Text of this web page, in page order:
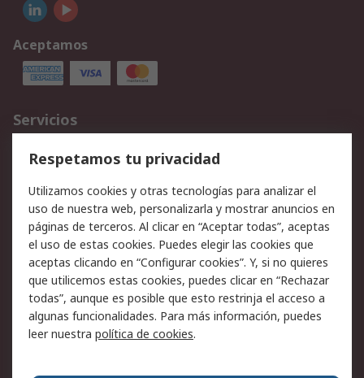
Aceptamos
Servicios
Cómo realizar pedidos
Devoluciones
Facturación y pago
Ofertas
Soporte técnico
Legal
Aviso legal
Política de privacidad -
Actualizada
Política sobre cookies
Seguridad de emails
Certificaciones de
Condiciones de venta
Respetamos tu privacidad
Utilizamos cookies y otras tecnologías para analizar el
uso de nuestra web, personalizarla y mostrar anuncios en
páginas de terceros. Al clicar en “Aceptar todas”, aceptas
el uso de estas cookies. Puedes elegir las cookies que
aceptas clicando en “Configurar cookies”. Y, si no quieres
que utilicemos estas cookies, puedes clicar en “Rechazar
todas”, aunque es posible que esto restrinja el acceso a
algunas funcionalidades. Para más información, puedes
leer nuestra política de cookies.